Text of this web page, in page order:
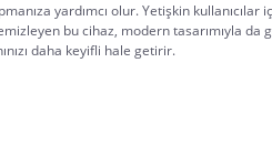
yardımcı olur. Yetişkin kullanıcılar
bu cihaz, modern tasarımıyla da
daha keyifli hale getirir.